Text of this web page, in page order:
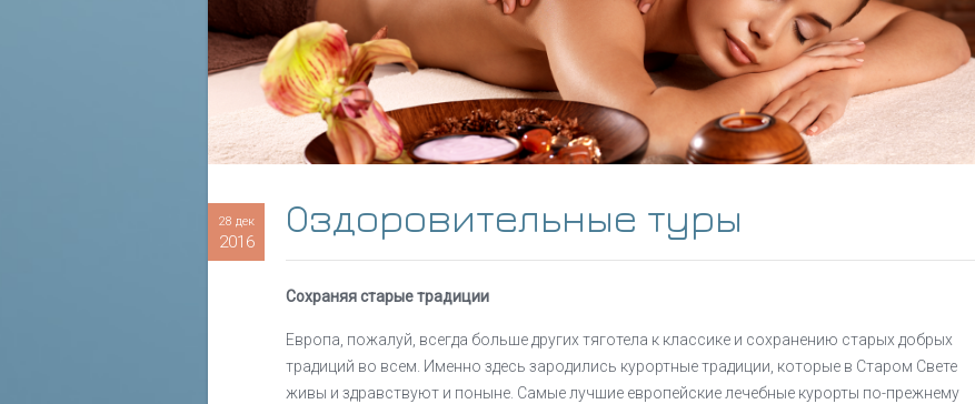
28 дек
2016
Оздоровительные туры
Сохраняя старые традиции
Европа, пожалуй, всегда больше других тяготела к классике и сохранению старых добрых
традиций во всем. Именно здесь зародились курортные традиции, которые в Старом Свете
живы и здравствуют и поныне. Самые лучшие европейские лечебные курорты по-прежнему